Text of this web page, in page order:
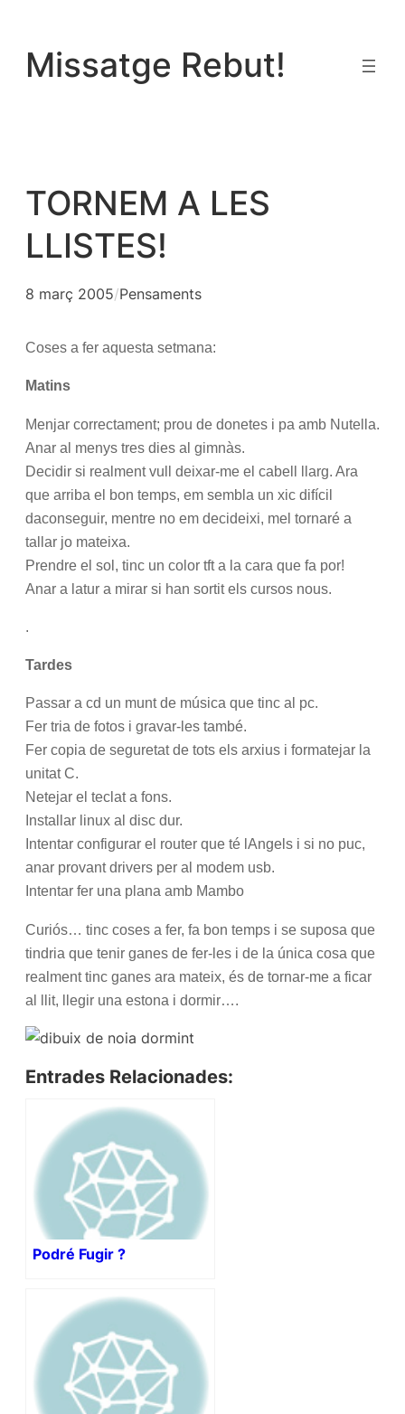
contingut
Missatge Rebut!
TORNEM A LES
LLISTES!
8 març 2005/Pensaments
Coses a fer aquesta setmana:
Matins
Menjar correctament; prou de donetes i pa amb Nutella.
Anar al menys tres dies al gimnàs.
Decidir si realment vull deixar-me el cabell llarg. Ara
que arriba el bon temps, em sembla un xic difícil
daconseguir, mentre no em decideixi, mel tornaré a
tallar jo mateixa.
Prendre el sol, tinc un color tft a la cara que fa por!
Anar a latur a mirar si han sortit els cursos nous.
.
Tardes
Passar a cd un munt de música que tinc al pc.
Fer tria de fotos i gravar-les també.
Fer copia de seguretat de tots els arxius i formatejar la
unitat C.
Netejar el teclat a fons.
Installar linux al disc dur.
Intentar configurar el router que té lAngels i si no puc,
anar provant drivers per al modem usb.
Intentar fer una plana amb Mambo
Curiós… tinc coses a fer, fa bon temps i se suposa que
tindria que tenir ganes de fer-les i de la única cosa que
realment tinc ganes ara mateix, és de tornar-me a ficar
al llit, llegir una estona i dormir….
Entrades Relacionades:
Podré Fugir ?